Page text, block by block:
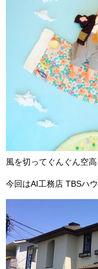
風を切ってぐんぐん空
今回はAI工務店 TBSハ